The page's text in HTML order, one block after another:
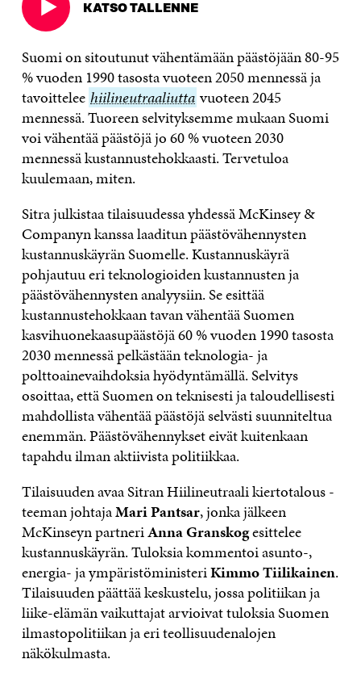
KATSO TALLENNE
Avautuu
uudessa
ikkunassa
Suomi on sitoutunut vähentämään päästöjään 80-95
% vuoden 1990 tasosta vuoteen 2050 mennessä ja
tavoittelee hiilineutraaliutta
hiilineutraaliutta vuoteen 2045
mennessä. Tuoreen selvityksemme mukaan Suomi
voi vähentää päästöjä jo 60 % vuoteen 2030
mennessä kustannustehokkaasti. Tervetuloa
kuulemaan, miten.
Sitra julkistaa tilaisuudessa yhdessä McKinsey &
Companyn kanssa laaditun päästövähennysten
kustannuskäyrän Suomelle. Kustannuskäyrä
pohjautuu eri teknologioiden kustannusten ja
päästövähennysten analyysiin. Se esittää
kustannustehokkaan tavan vähentää Suomen
kasvihuonekaasupäästöjä 60 % vuoden 1990 tasosta
2030 mennessä pelkästään teknologia- ja
polttoainevaihdoksia hyödyntämällä. Selvitys
osoittaa, että Suomen on teknisesti ja taloudellisesti
mahdollista vähentää päästöjä selvästi suunniteltua
enemmän. Päästövähennykset eivät kuitenkaan
tapahdu ilman aktiivista politiikkaa.
Tilaisuuden avaa Sitran Hiilineutraali kiertotalous -
teeman johtajaMari Pantsar, jonka jälkeen
McKinseyn partneriAnna Granskogesittelee
kustannuskäyrän. Tuloksia kommentoi asunto-,
energia- ja ympäristöministeriKimmo Tiilikainen.
Tilaisuuden päättää keskustelu, jossa politiikan ja
liike-elämän vaikuttajat arvioivat tuloksia Suomen
ilmastopolitiikan ja eri teollisuudenalojen
näkökulmasta.